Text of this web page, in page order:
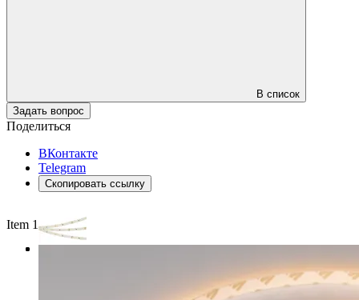
В список
Задать вопрос
Поделиться
ВКонтакте
Telegram
Скопировать ссылку
Item 1 of 3